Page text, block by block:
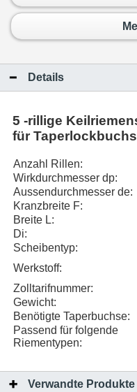
Details
5 -rillige
für
Anzahl Rillen:
Wirkdurchmesser dp:
Aussendurchmesser de:
Kranzbreite F:
Breite L:
Di:
Scheibentyp:
Werkstoff:
Zolltarifnummer:
Gewicht:
Benötigte Taperbuchse:
Passend für folgende
Riementypen:
Verwandte Produkte